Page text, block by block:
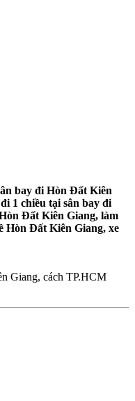
bay đi Hòn Đất Kiên
1 chiều tại sân bay đi
Đất Kiên Giang, làm
Hòn Đất Kiên Giang, xe
Giang, cách TP.HCM